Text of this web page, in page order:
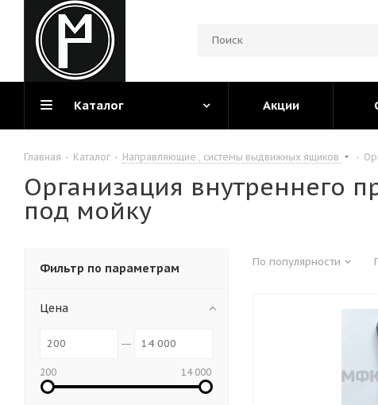
Каталог Акции
Главная - Каталог - Направляющие , системы выдвижных ящиков -
Организация внутреннего
под мойку
По популярности
Фильтр по параметрам
Цена
200 14 000